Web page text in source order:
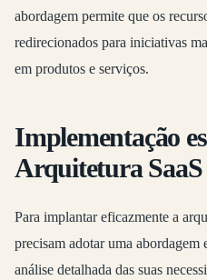
abordagem permite que os
redirecionados para iniciativas
em produtos e serviços.
Implementação
Arquitetura SaaS
Para implantar eficazmente a
precisam adotar uma abordagem
análise detalhada das suas